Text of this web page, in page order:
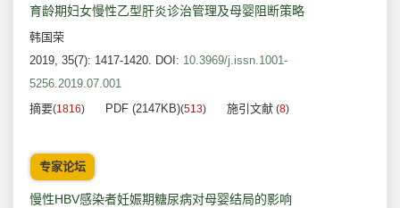
育龄期妇女慢性乙型肝炎诊治管理及母婴阻断策略
韩国荣
2019, 35(7): 1417-1420. DOI: 10.3969/j.issn.1001-
5256.2019.07.001
摘要(1816) PDF (2147KB)(513) 施引文献 (8)
专家论坛
慢性HBV感染者妊娠期糖尿病对母婴结局的影响